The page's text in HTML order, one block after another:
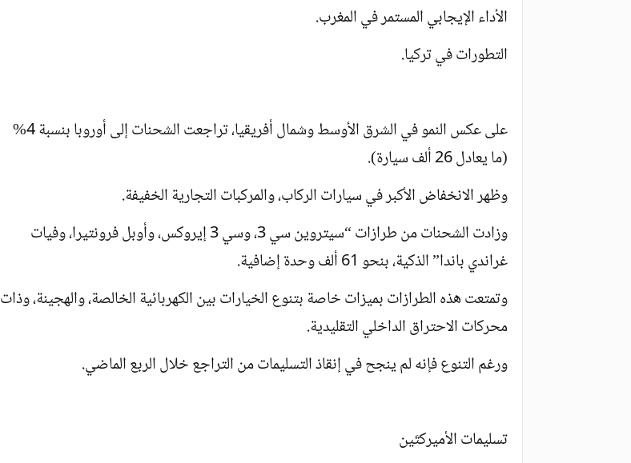
الأداء الإيجابي المستمر في المغرب.
التطورات في تركيا.
على عكس النمو في الشرق الأوسط وشمال أفريقيا، تراجعت الشحنات إلى أوروبا بنسبة 4%
(ما يعادل 26 ألف سيارة).
وظهر الانخفاض الأكبر في سيارات الركاب، والمركبات التجارية الخفيفة.
وزادت الشحنات من طرازات “سيتروين سي 3، وسي 3 إيروكس، وأوبل فرونتيرا، وفيات
غراندي باندا” الذكية، بنحو 61 ألف وحدة إضافية.
وتمتعت هذه الطرازات بميزات خاصة بتنوع الخيارات بين الكهربائية الخالصة، والهجينة، وذات
محركات الاحتراق الداخلي التقليدية.
ورغم التنوع فإنه لم ينجح في إنقاذ التسليمات من التراجع خلال الربع الماضي.
تسليمات الأميركتَين